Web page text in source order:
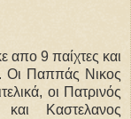
απο 9 παίχτες και
Οι Παππάς Νικος
οι Πατρινός
Καστελανος